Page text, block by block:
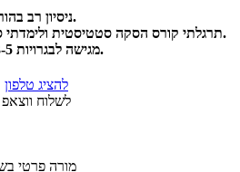
ניסיון רב בהוראת סטטיסטיקה ומתמטיקה.
תרגלתי קורס הסקה סטטיסטית ולימדתי סטודנטים רבים סטטיסטיקה.
מגישה לבגרויות 3-5 יח"ל מתמטיקה מעל עשור.
להציג טלפון
לשלוח ווצאפ